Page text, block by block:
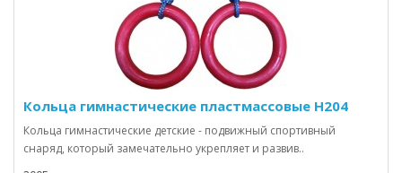
Кольца гимнастические пластмассовые H204
Кольца гимнастические детские - подвижный спортивный
снаряд, который замечательно укрепляет и развив..